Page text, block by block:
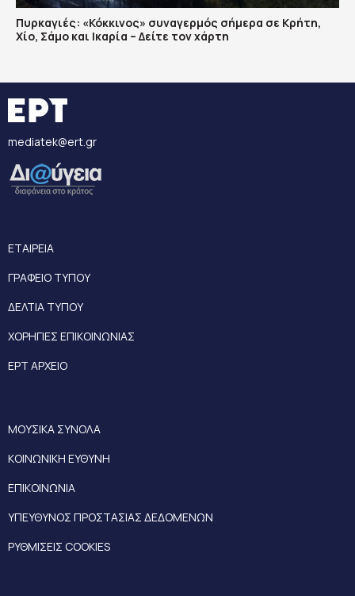
Πυρκαγιές: «Κόκκινος» συναγερμός σήμερα σε Κρήτη,
Χίο, Σάμο και Ικαρία – Δείτε τον χάρτη
mediatek@ert.gr
ΕΤΑΙΡΕΙΑ
ΓΡΑΦΕΙΟ ΤΥΠΟΥ
ΔΕΛΤΙΑ ΤΥΠΟΥ
ΧΟΡΗΓΙΕΣ ΕΠΙΚΟΙΝΩΝΙΑΣ
ΕΡΤ ΑΡΧΕΙΟ
ΜΟΥΣΙΚΑ ΣΥΝΟΛΑ
ΚΟΙΝΩΝΙΚΗ ΕΥΘΥΝΗ
ΕΠΙΚΟΙΝΩΝΙΑ
ΥΠΕΥΘΥΝΟΣ ΠΡΟΣΤΑΣΙΑΣ ΔΕΔΟΜΕΝΩΝ
ΡΥΘΜΙΣΕΙΣ COOKIES